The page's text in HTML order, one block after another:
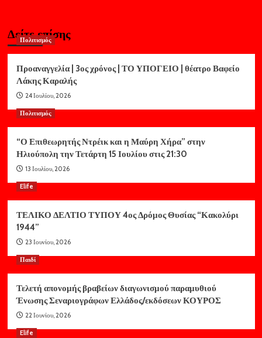
Δείτε επίσης
Πολιτισμός
Προαναγγελία | 3ος χρόνος | ΤΟ ΥΠΟΓΕΙΟ | θέατρο Βαφείο
Λάκης Καραλής
24 Ιουλίου, 2026
Πολιτισμός
“Ο Επιθεωρητής Ντρέικ και η Μαύρη Χήρα” στην
Ηλιούπολη την Τετάρτη 15 Ιουλίου στις 21:30
13 Ιουλίου, 2026
Elife
ΤΕΛΙΚΟ ΔΕΛΤΙΟ ΤΥΠΟΥ 4ος Δρόμος Θυσίας “Κακολύρι
1944”
23 Ιουνίου, 2026
Παιδί
Τελετή απονομής βραβείων διαγωνισμού παραμυθιού
Ένωσης Σεναριογράφων Ελλάδος/εκδόσεων ΚΟΥΡΟΣ
22 Ιουνίου, 2026
Elife